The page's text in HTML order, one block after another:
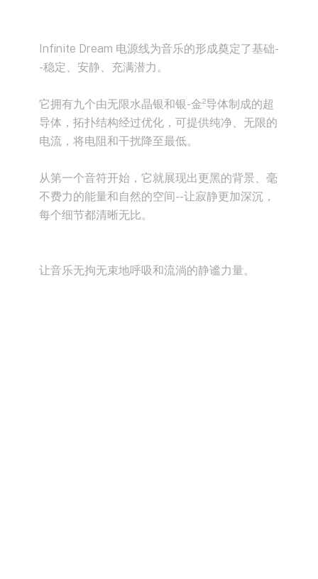
Infinite Dream 电源线为音乐的形成奠定了基础-
-稳定、安静、充满潜力。
它拥有九个由无限水晶银和银-金²导体制成的超
导体，拓扑结构经过优化，可提供纯净、无限的
电流，将电阻和干扰降至最低。
从第一个音符开始，它就展现出更黑的背景、毫
不费力的能量和自然的空间--让寂静更加深沉，
每个细节都清晰无比。
让音乐无拘无束地呼吸和流淌的静谧力量。